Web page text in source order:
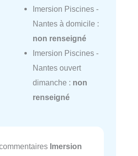
Imersion Piscines -
Nantes à domicile :
non renseigné
Imersion Piscines -
Nantes ouvert
dimanche : non
renseigné
Imersion